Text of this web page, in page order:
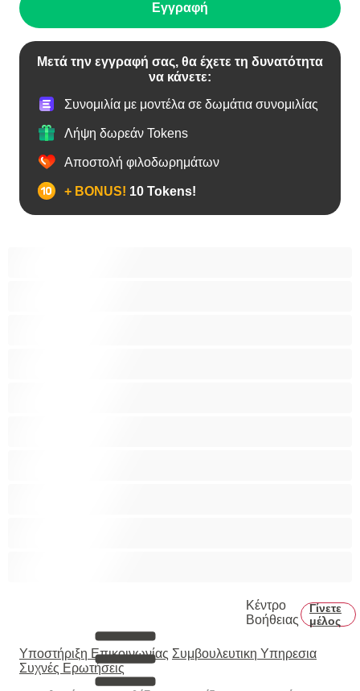
Εγγραφή
Μετά την εγγραφή σας, θα έχετε τη δυνατότητα
να κάνετε:
Συνομιλία με μοντέλα σε δωμάτια συνομιλίας
Λήψη δωρεάν Tokens
Αποστολή φιλοδωρημάτων
+ BONUS! 10 Tokens!
Κέντρο
Βοήθειας
Γίνετε
μέλος
Υποστήριξη Επικοινωνίας Συμβουλευτικη Υπηρεσια
Συχνές Ερωτήσεις